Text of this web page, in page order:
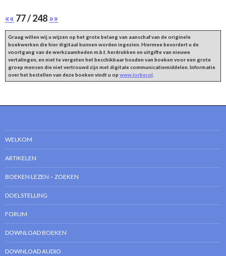
«« 77 / 248»»
Graag willen wij u wijzen op het grote belang van aanschaf van de originele
boekwerken die hier digitaal kunnen worden ingezien. Hiermee bevordert u de
voortgang van de werkzaamheden m.b.t. herdrukken en uitgifte van nieuwe
vertalingen, en niet te vergeten het beschikbaar houden van boeken voor een grote
groep mensen die niet vertrouwd zijn met digitale communicatiemiddelen. Informatie
over het bestellen van deze boeken vindt u op www.lorber.nl
WELKOM
ARTIKELEN
BOEKEN LEZEN – ZOEKEN
DOELSTELLING
FORUM
DOWNLOAD BOEKEN
DOWNLOAD AUDIO